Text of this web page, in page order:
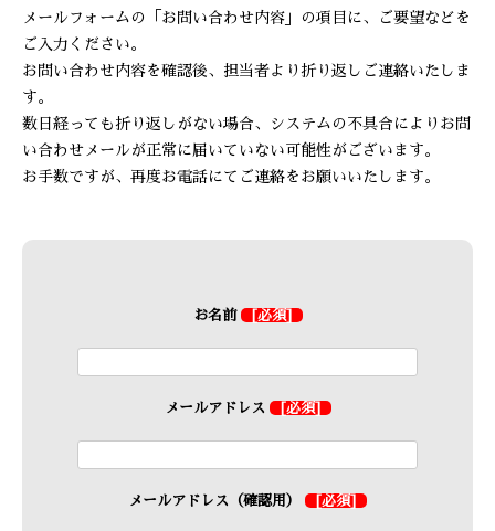
メールフォームの「お問い合わせ内容」の項目に、ご要望などを
ご入力ください。
お問い合わせ内容を確認後、担当者より折り返しご連絡いたしま
す。
数日経っても折り返しがない場合、システムの不具合によりお問
い合わせメールが正常に届いていない可能性がございます。
お手数ですが、再度お電話にてご連絡をお願いいたします。
お名前 [必須]
メールアドレス [必須]
メールアドレス（確認用） [必須]